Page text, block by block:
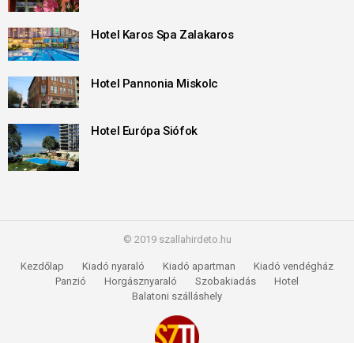
Hotel Karos Spa Zalakaros
Hotel Pannonia Miskolc
Hotel Európa Siófok
© 2019 szallahirdeto.hu
Kezdőlap Kiadó nyaraló Kiadó apartman
Kiadó vendégház
Panzió
Horgásznyaraló Szobakiadás
Hotel
Balatoni szálláshely